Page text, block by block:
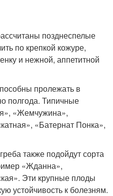
позднеспелые
по крепкой кожуре,
и нежной, аппетитной
пролежать в
полгода. Типичные
«Жемчужина»,
«Батернат Понка»,
также подойдут сорта
«Жданна»,
Эти крупные плоды
устойчивость к болезням.